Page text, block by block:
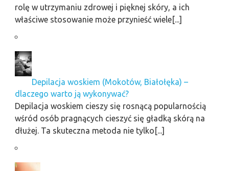
rolę w utrzymaniu zdrowej i pięknej skóry, a ich
właściwe stosowanie może przynieść wiele[...]
Depilacja woskiem (Mokotów, Białołęka) –
dlaczego warto ją wykonywać?
Depilacja woskiem cieszy się rosnącą popularnością
wśród osób pragnących cieszyć się gładką skórą na
dłużej. Ta skuteczna metoda nie tylko[...]